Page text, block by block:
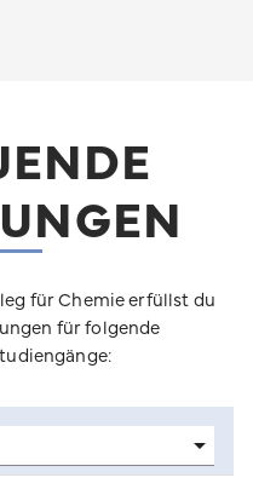
für Chemie erfüllst du
für folgende